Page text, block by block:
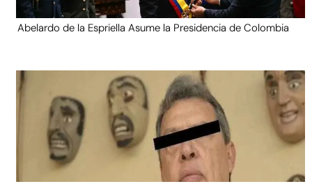
Abelardo de la Espriella Asume la Presidencia de Colombia